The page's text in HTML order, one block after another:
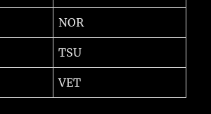
NOR
TSU
VET